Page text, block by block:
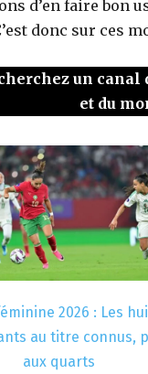
d’en faire bon
donc sur ces
un canal
et du
2026 : Les
au titre connus,
aux quarts